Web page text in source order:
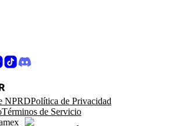
NPRDPolítica de Privacidad
Términos de Servicio